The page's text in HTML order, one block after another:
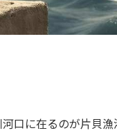
口に在るのが片貝